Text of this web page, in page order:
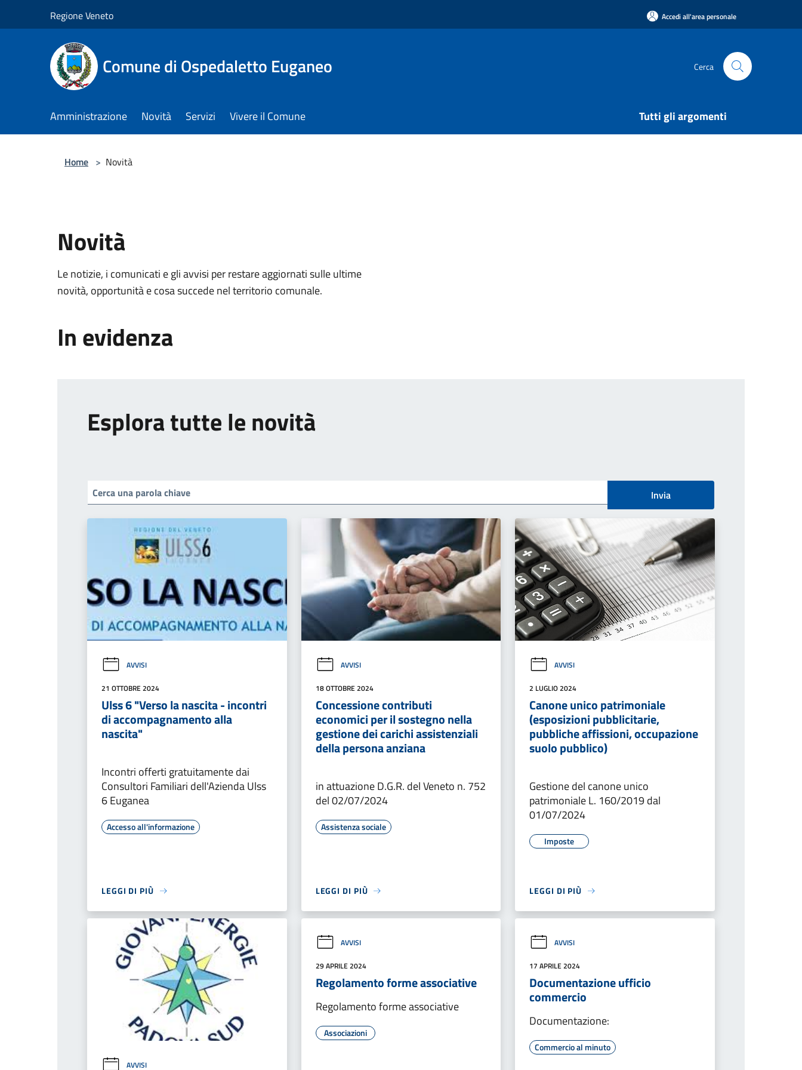
Regione Veneto Accedi all'area personale
Comune di Ospedaletto Euganeo Cerca
Amministrazione Novità Servizi Vivere il Comune Tutti gli argomenti
Home > Novità
Novità
Le notizie, i comunicati e gli avvisi per restare aggiornati sulle ultime
novità, opportunità e cosa succede nel territorio comunale.
In evidenza
Esplora tutte le novità
Invia
AVVISI
21 OTTOBRE 2024
Ulss 6 "Verso la nascita - incontri
di accompagnamento alla
nascita"
Incontri offerti gratuitamente dai
Consultori Familiari dell'Azienda Ulss
6 Euganea
Accesso all'informazione
LEGGI DI PIÙ
AVVISI
18 OTTOBRE 2024
Concessione contributi
economici per il sostegno nella
gestione dei carichi assistenziali
della persona anziana
in attuazione D.G.R. del Veneto n. 752
del 02/07/2024
Assistenza sociale
LEGGI DI PIÙ
AVVISI
2 LUGLIO 2024
Canone unico patrimoniale
(esposizioni pubblicitarie,
pubbliche affissioni, occupazione
suolo pubblico)
Gestione del canone unico
patrimoniale L. 160/2019 dal
01/07/2024
Imposte
LEGGI DI PIÙ
AVVISI
AVVISI
29 APRILE 2024
Regolamento forme associative
Regolamento forme associative
Associazioni
AVVISI
17 APRILE 2024
Documentazione ufficio
commercio
Documentazione:
Commercio al minuto